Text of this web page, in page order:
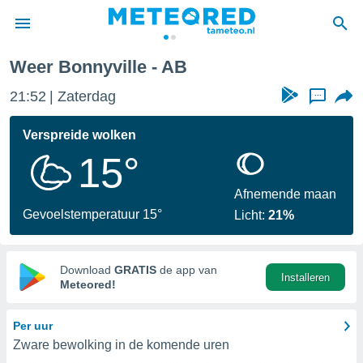
door
verstrekte
hoge
hebt de
voor
op basis
Weer Bonnyville - AB
21:52 Zaterdag ...
Verspreide wolken
15°
Gevoelstemperatuur 15°
Afnemende maan
Licht:21%
Download GRATIS de app van
Meteored!
Installeren
Per uur
Zware bewolking in de komende uren